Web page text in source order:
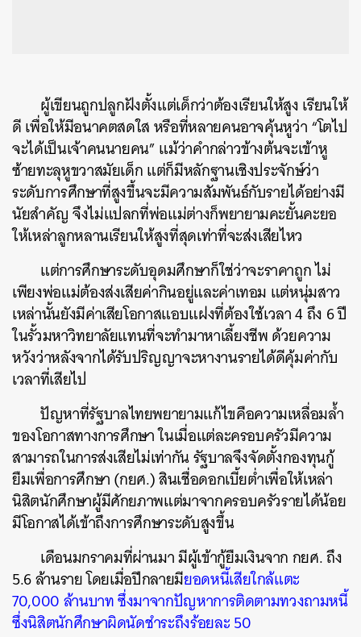
ผู้เขียนถูกปลูกฝังตั้งแต่เด็กว่าต้องเรียนให้สูง เรียนให้
ดี เพื่อให้มีอนาคตสดใส หรือที่หลายคนอาจคุ้นหูว่า “โตไป
จะได้เป็นเจ้าคนนายคน” แม้ว่าคำกล่าวข้างต้นจะเข้าหู
ซ้ายทะลุหูขวาสมัยเด็ก แต่ก็มีหลักฐานเชิงประจักษ์ว่า
ระดับการศึกษาที่สูงขึ้นจะมีความสัมพันธ์กับรายได้อย่างมี
นัยสำคัญ จึงไม่แปลกที่พ่อแม่ต่างก็พยายามคะยั้นคะยอ
ให้เหล่าลูกหลานเรียนให้สูงที่สุดเท่าที่จะส่งเสียไหว
แต่การศึกษาระดับอุดมศึกษาก็ใช่ว่าจะราคาถูก ไม่
เพียงพ่อแม่ต้องส่งเสียค่ากินอยู่และค่าเทอม แต่หนุ่มสาว
เหล่านั้นยังมีค่าเสียโอกาสแอบแฝงที่ต้องใช้เวลา 4 ถึง 6 ปี
ในรั้วมหาวิทยาลัยแทนที่จะทำมาหาเลี้ยงชีพ ด้วยความ
หวังว่าหลังจากได้รับปริญญาจะหางานรายได้ดีคุ้มค่ากับ
เวลาที่เสียไป
ปัญหาที่รัฐบาลไทยพยายามแก้ไขคือความเหลื่อมล้ำ
ของโอกาสทางการศึกษา ในเมื่อแต่ละครอบครัวมีความ
สามารถในการส่งเสียไม่เท่ากัน รัฐบาลจึงจัดตั้งกองทุนกู้
ยืมเพื่อการศึกษา (กยศ.) สินเชื่อดอกเบี้ยต่ำเพื่อให้เหล่า
นิสิตนักศึกษาผู้มีศักยภาพแต่มาจากครอบครัวรายได้น้อย
มีโอกาสได้เข้าถึงการศึกษาระดับสูงขึ้น
เดือนมกราคมที่ผ่านมา มีผู้เข้ากู้ยืมเงินจาก กยศ. ถึง
5.6 ล้านราย โดยเมื่อปีกลายมียอดหนี้เสียใกล้แตะ
70,000 ล้านบาท ซึ่งมาจากปัญหาการติดตามทวงถามหนี้
ซึ่งนิสิตนักศึกษาผิดนัดชำระถึงร้อยละ 50